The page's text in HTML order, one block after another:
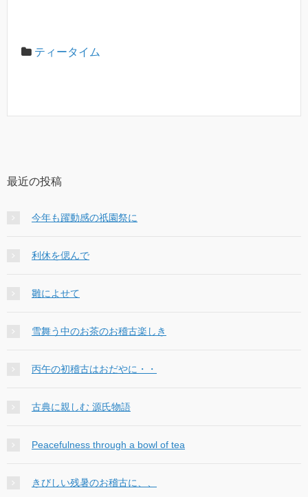
ティータイム
最近の投稿
今年も躍動感の祇園祭に
利休を偲んで
雛によせて
雪舞う中のお茶のお稽古楽しき
丙午の初稽古はおだやに・・
古典に親しむ 源氏物語
Peacefulness through a bowl of tea
きびしい残暑のお稽古に、、